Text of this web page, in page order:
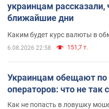
украинцам рассказали,
ближайшие дни
Каким будет курс валюты в
6.08.2026 22:58 151,7 т.
Украинцам обещают по
операторов: что не
Как не попасть в ловушку